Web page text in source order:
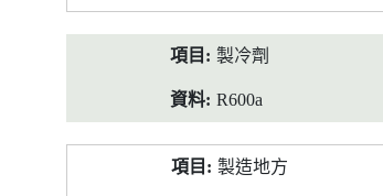
製冷劑
R600a
製造地方